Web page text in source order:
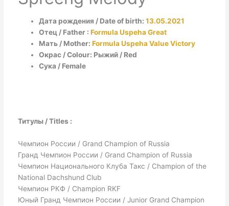
Дата рождения / Date of birth: 13.05.2021
Отец / Father : Formula Uspeha Great
Мать / Mother: Formula Uspeha Value Victory
Окрас / Colour: Рыжий / Red
Сука / Female
Титулы / Titles :
Чемпион России / Grand Champion of Russia
Гранд Чемпион России / Grand Champion of Russia
Чемпион Национального Клуба Такс / Champion of the
National Dachshund Club
Чемпион РКФ / Champion RKF
Юный Гранд Чемпион России / Junior Grand Champion